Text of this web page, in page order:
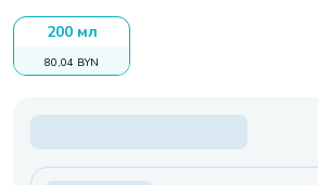
200 мл
80,04 BYN